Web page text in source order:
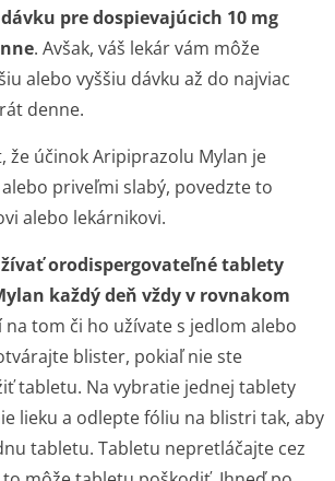
pre dospievajúcich 10 mg
. Avšak, váš lekár vám môže
alebo vyššiu dávku až do najviac
denne.
že účinok Aripiprazolu Mylan je
priveľmi slabý, povedzte to
alebo lekárnikovi.
orodispergovateľné tablety
každý deň vždy v rovnakom
na tom či ho užívate s jedlom alebo
blister, pokiaľ nie ste
tabletu. Na vybratie jednej tablety
lieku a odlepte fóliu na blistri tak, aby
tabletu. Tabletu nepretláčajte cez